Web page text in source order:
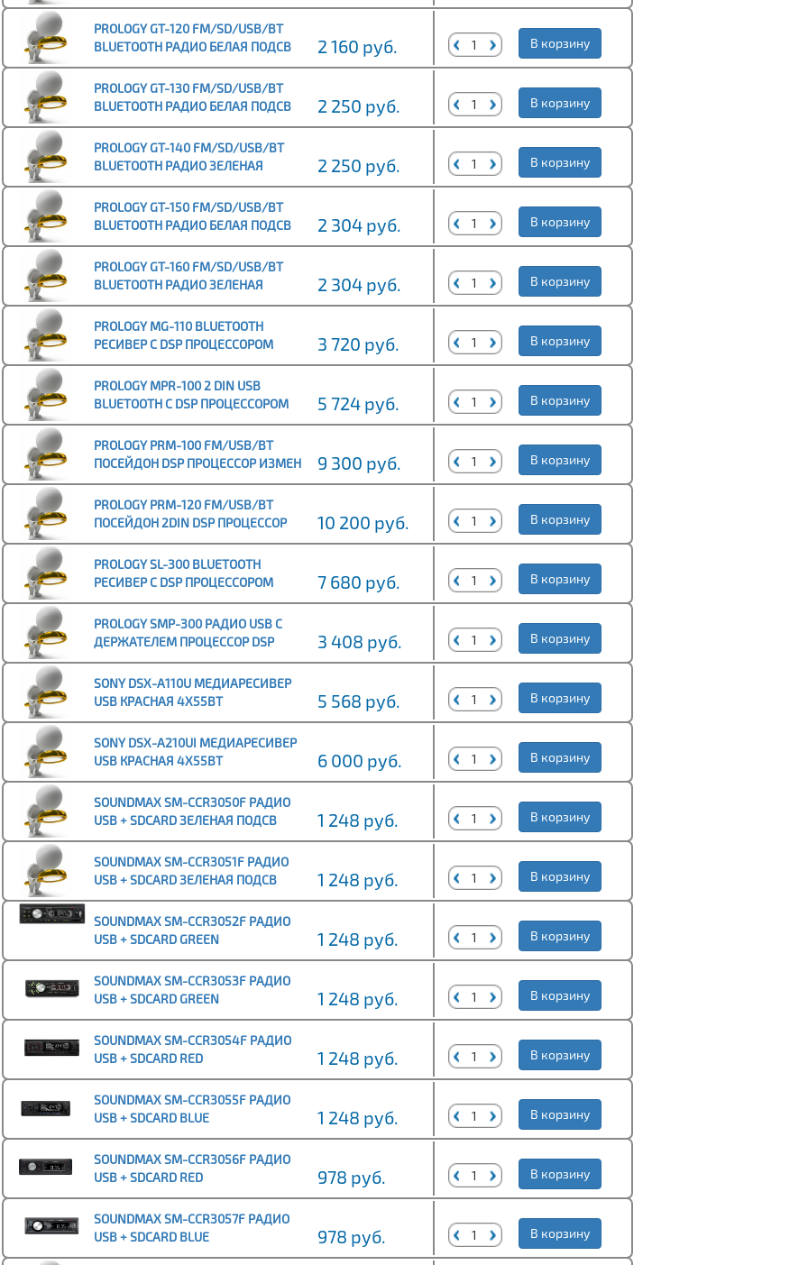
PROLOGY GT-120 FM/SD/USB/BT
BLUETOOTH РАДИО БЕЛАЯ ПОДСВ
4Х55 ВТ
2 160 руб. В корзину
PROLOGY GT-130 FM/SD/USB/BT
BLUETOOTH РАДИО БЕЛАЯ ПОДСВ
4Х55 ВТ
2 250 руб. В корзину
PROLOGY GT-140 FM/SD/USB/BT
BLUETOOTH РАДИО ЗЕЛЕНАЯ
ПОДСВ 4Х55 ВТ
2 250 руб. В корзину
PROLOGY GT-150 FM/SD/USB/BT
BLUETOOTH РАДИО БЕЛАЯ ПОДСВ
4Х55 ВТ
2 304 руб. В корзину
PROLOGY GT-160 FM/SD/USB/BT
BLUETOOTH РАДИО ЗЕЛЕНАЯ
ПОДСВ 4Х55 ВТ
2 304 руб. В корзину
PROLOGY MG-110 BLUETOOTH
РЕСИВЕР С DSP ПРОЦЕССОРОМ
4X55 ВТ RCA 4 ПАРЫ
3 720 руб. В корзину
PROLOGY MPR-100 2 DIN USB
BLUETOOTH С DSP ПРОЦЕССОРОМ
ИЗМЕН ПОДСВ 4Х55 ВТ ДУ
5 724 руб. В корзину
PROLOGY PRM-100 FM/USB/BT
ПОСЕЙДОН DSP ПРОЦЕССОР ИЗМЕН
ПОДСВ 4Х140 ВТ 2 SW ВЫХОДА
BLUETOOTH
9 300 руб. В корзину
PROLOGY PRM-120 FM/USB/BT
ПОСЕЙДОН 2DIN DSP ПРОЦЕССОР
ИЗМЕН ПОДСВ 4Х140 ВТ 2 SW
ВЫХОДА BLUETOOTH
10 200 руб. В корзину
PROLOGY SL-300 BLUETOOTH
РЕСИВЕР С DSP ПРОЦЕССОРОМ
6Х100 ВТ
7 680 руб. В корзину
PROLOGY SMP-300 РАДИО USB С
ДЕРЖАТЕЛЕМ ПРОЦЕССОР DSP
BLUETOOTH ИЗМЕН ПОДСВ 4Х55 ВТ
ДУ 4 ЛИН ВЫХОДА
3 408 руб. В корзину
SONY DSX-A110U МЕДИАРЕСИВЕР
USB КРАСНАЯ 4Х55ВТ
5 568 руб. В корзину
SONY DSX-A210UI МЕДИАРЕСИВЕР
USB КРАСНАЯ 4Х55ВТ
6 000 руб. В корзину
SOUNDMAX SM-CCR3050F РАДИО
USB + SDCARD ЗЕЛЕНАЯ ПОДСВ
1 248 руб. В корзину
SOUNDMAX SM-CCR3051F РАДИО
USB + SDCARD ЗЕЛЕНАЯ ПОДСВ
1 248 руб. В корзину
SOUNDMAX SM-CCR3052F РАДИО
USB + SDCARD GREEN
1 248 руб. В корзину
SOUNDMAX SM-CCR3053F РАДИО
USB + SDCARD GREEN
1 248 руб. В корзину
SOUNDMAX SM-CCR3054F РАДИО
USB + SDCARD RED
1 248 руб. В корзину
SOUNDMAX SM-CCR3055F РАДИО
USB + SDCARD BLUE
1 248 руб. В корзину
SOUNDMAX SM-CCR3056F РАДИО
USB + SDCARD RED
978 руб. В корзину
SOUNDMAX SM-CCR3057F РАДИО
USB + SDCARD BLUE
978 руб. В корзину